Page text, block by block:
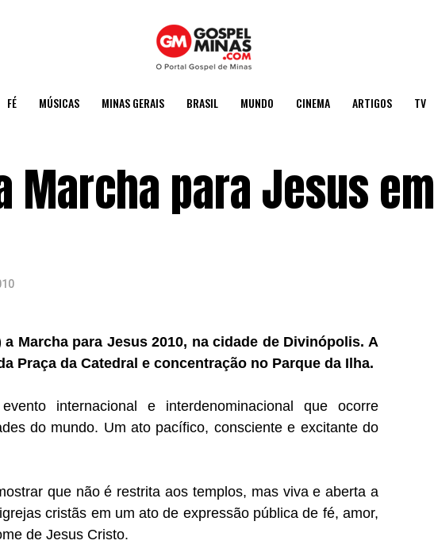
FÉ MÚSICAS MINAS GERAIS BRASIL MUNDO CINEMA ARTIGOS TV
Marcha para Jesus em
Marcha para Jesus 2010, na cidade de Divinópolis. A
Praça da Catedral e concentração no Parque da Ilha.
internacional e interdenominacional que ocorre
do mundo. Um ato pacífico, consciente e excitante do
que não é restrita aos templos, mas viva e aberta a
cristãs em um ato de expressão pública de fé, amor,
de Jesus Cristo.